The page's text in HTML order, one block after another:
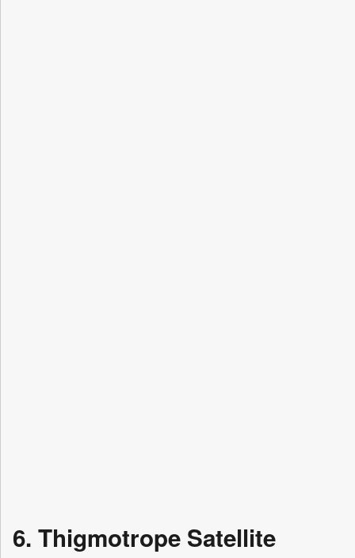
6. Thigmotrope Satellite